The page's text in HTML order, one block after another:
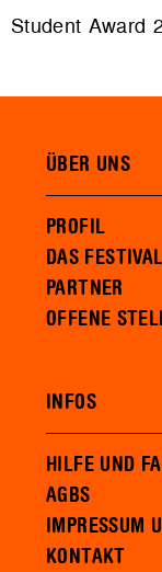
Student Award
ÜBER UNS
PROFIL
DAS
PARTNER
OFFENE
INFOS
HILFE UND
AGBS
IMPRESSUM
KONTAKT